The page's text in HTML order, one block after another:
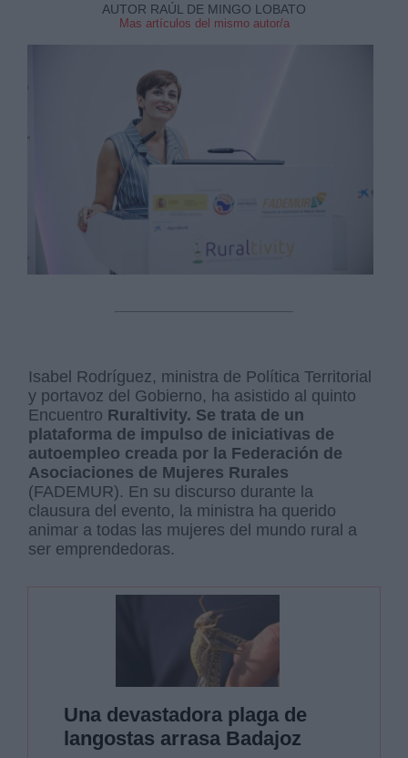
AUTOR RAÚL DE MINGO LOBATO
Mas artículos del mismo autor/a
Isabel Rodríguez, ministra de Política Territorial
y portavoz del Gobierno, ha asistido al quinto
Encuentro Ruraltivity. Se trata de un
plataforma de impulso de iniciativas de
autoempleo creada por la Federación de
Asociaciones de Mujeres Rurales
(FADEMUR). En su discurso durante la
clausura del evento, la ministra ha querido
animar a todas las mujeres del mundo rural a
ser emprendedoras.
Una devastadora plaga de
langostas arrasa Badajoz